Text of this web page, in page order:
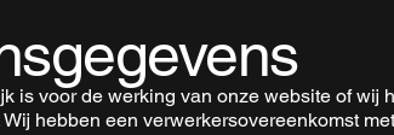
is voor de werking van onze website of
hebben een verwerkersovereenkomst